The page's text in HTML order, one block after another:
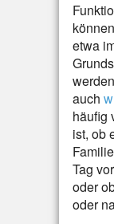
etwa
auch
häufig
ist, ob
Tag
oder
oder